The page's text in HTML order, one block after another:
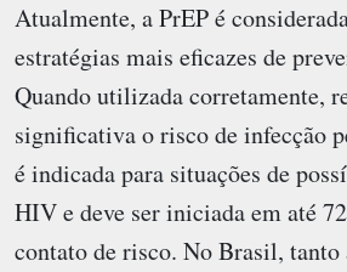
Atualmente, a PrEP é
estratégias mais eficazes de
Quando utilizada corretamente,
significativa o risco de infecção
é indicada para situações de
HIV e deve ser iniciada em até
contato de risco. No Brasil, tanto